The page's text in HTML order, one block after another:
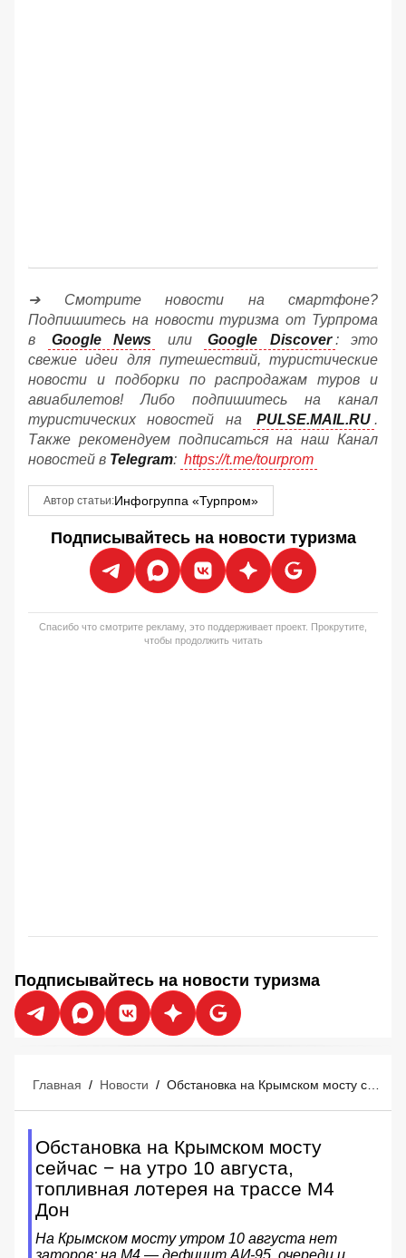
➔ Смотрите новости на смартфоне?
Подпишитесь на новости туризма от Турпрома
в
Google News или Google Discover : это
свежие идеи для путешествий, туристические
новости и подборки по распродажам туров и
авиабилетов! Либо подпишитесь на канал
туристических новостей на
PULSE.MAIL.RU .
Также рекомендуем подписаться на наш Канал
новостей в Telegram: https://t.me/tourprom
Автор статьи:Инфогруппа «Турпром»
Подписывайтесь на новости туризма
Спасибо что смотрите рекламу, это поддерживает проект. Прокрутите,
чтобы продолжить читать
Подписывайтесь на новости туризма
Главная / Новости /
Обстановка на Крымском мосту
сейчас − на утро 10 августа,
топливная лотерея на трассе М4
Дон
На Крымском мосту утром 10 августа нет
заторов; на М4 — дефицит АИ‑95, очереди и